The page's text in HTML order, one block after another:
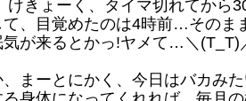
けきょーく、タイマ切れてか
、目覚めたのは4時前…その
が来るとかっ!ヤメて…＼(T_T)
まーとにかく、今日はバカみ